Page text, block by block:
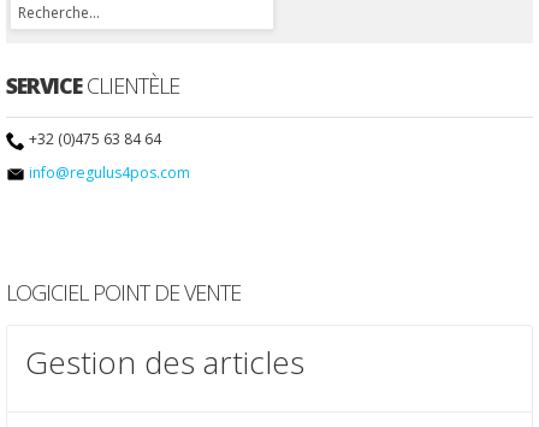
SERVICECLIENTÈLE
+32 (0)475 63 84 64
info@regulus4pos.com
LOGICIEL POINT DE VENTE
Gestion des articles